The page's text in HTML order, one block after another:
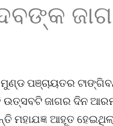
ପଞ୍ଚାୟତର
ଉତ୍ସବଟି ଜାଗର ଦିନ
ମହାଯଜ୍ଞ ଆହୂତ